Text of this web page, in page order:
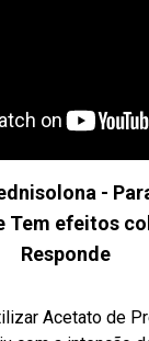
-
efeitos
Responde
Acetato de